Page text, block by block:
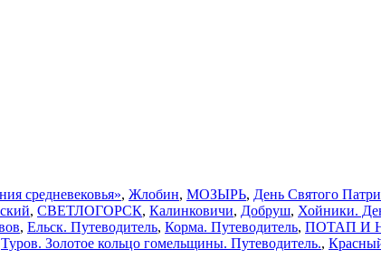
средневековья», Жлобин, МОЗЫРЬ, День Святого
, СВЕТЛОГОРСК, Калинковичи, Добруш, Хойники.
, Ельск. Путеводитель, Корма. Путеводитель, ПОТАП И
Туров. Золотое кольцо гомельщины. Путеводитель.,